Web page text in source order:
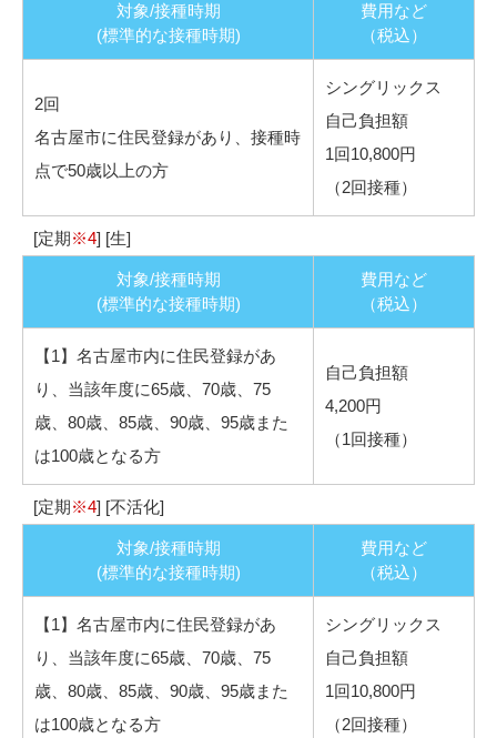
対象/接種時期
(標準的な接種時期)
費用など
（税込）
2回
名古屋市に住民登録があり、接種時
点で50歳以上の方
シングリックス
自己負担額
1回10,800円
（2回接種）
[定期※4] [生]
対象/接種時期
(標準的な接種時期)
費用など
（税込）
【1】名古屋市内に住民登録があ
り、当該年度に65歳、70歳、75
歳、80歳、85歳、90歳、95歳また
は100歳となる方
自己負担額
4,200円
（1回接種）
[定期※4] [不活化]
対象/接種時期
(標準的な接種時期)
費用など
（税込）
【1】名古屋市内に住民登録があ
り、当該年度に65歳、70歳、75
歳、80歳、85歳、90歳、95歳また
は100歳となる方
シングリックス
自己負担額
1回10,800円
（2回接種）